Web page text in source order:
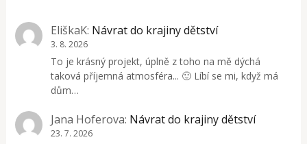
EliškaK: Návrat do krajiny dětství
3. 8. 2026
To je krásný projekt, úplně z toho na mě dýchá
taková příjemná atmosféra... 🙂 Líbí se mi, když má
dům…
Jana Hoferova: Návrat do krajiny dětství
23. 7. 2026